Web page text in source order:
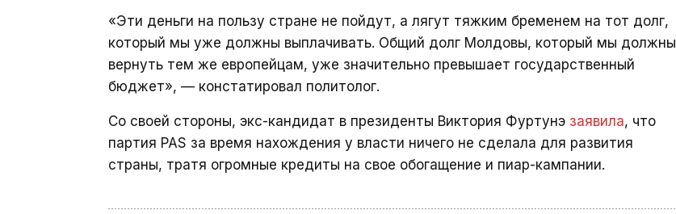
«Эти деньги на пользу стране не пойдут, а лягут тяжким бременем на тот долг,
который мы уже должны выплачивать. Общий долг Молдовы, который мы должны
вернуть тем же европейцам, уже значительно превышает государственный
бюджет», — констатировал политолог.
Со своей стороны, экс-кандидат в президенты Виктория Фуртунэ заявила, что
партия PAS за время нахождения у власти ничего не сделала для развития
страны, тратя огромные кредиты на свое обогащение и пиар-кампании.